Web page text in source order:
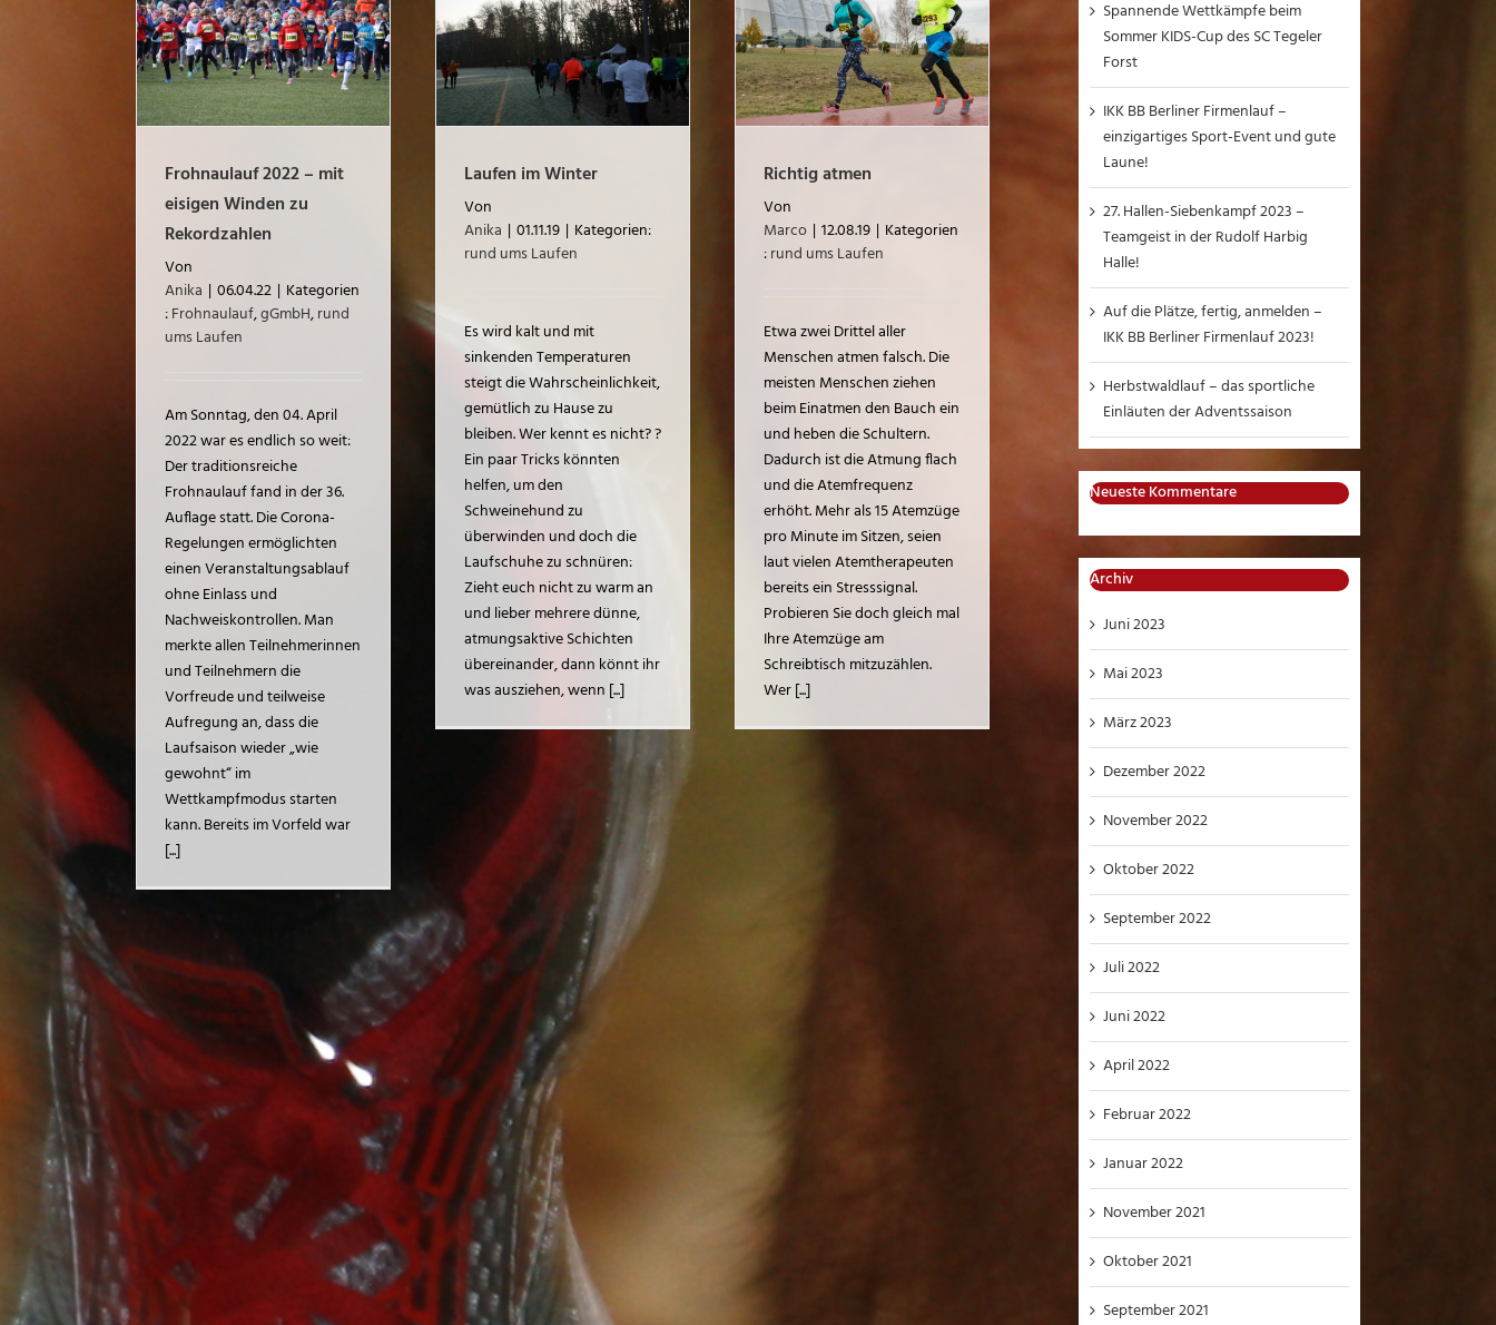
Frohnaulauf 2022 – mit
eisigen Winden zu
Rekordzahlen
Von
Anika | 06.04.22 | Kategorien
:Frohnaulauf,gGmbH,rund
ums Laufen
Am Sonntag, den 04. April
2022 war es endlich so weit:
Der traditionsreiche
Frohnaulauf fand in der 36.
Auflage statt. Die Corona-
Regelungen ermöglichten
einen Veranstaltungsablauf
ohne Einlass und
Nachweiskontrollen. Man
merkte allen Teilnehmerinnen
und Teilnehmern die
Vorfreude und teilweise
Aufregung an, dass die
Laufsaison wieder „wie
gewohnt“ im
Wettkampfmodus starten
kann. Bereits im Vorfeld war
[...]
Laufen im Winter
rund ums Laufen
Laufen im Winter
Von
Anika | 01.11.19 | Kategorien:
rund ums Laufen
Es wird kalt und mit
sinkenden Temperaturen
steigt die Wahrscheinlichkeit,
gemütlich zu Hause zu
bleiben. Wer kennt es nicht? ?
Ein paar Tricks könnten
helfen, um den
Schweinehund zu
überwinden und doch die
Laufschuhe zu schnüren:
Zieht euch nicht zu warm an
und lieber mehrere dünne,
atmungsaktive Schichten
übereinander, dann könnt ihr
was ausziehen, wenn [...]
Richtig atmen
rund ums Laufen
Richtig atmen
Von
Marco | 12.08.19 | Kategorien
:rund ums Laufen
Etwa zwei Drittel aller
Menschen atmen falsch. Die
meisten Menschen ziehen
beim Einatmen den Bauch ein
und heben die Schultern.
Dadurch ist die Atmung flach
und die Atemfrequenz
erhöht. Mehr als 15 Atemzüge
pro Minute im Sitzen, seien
laut vielen Atemtherapeuten
bereits ein Stresssignal.
Probieren Sie doch gleich mal
Ihre Atemzüge am
Schreibtisch mitzuzählen.
Wer [...]
Spannende Wettkämpfe beim
Sommer KIDS-Cup des SC Tegeler
Forst
IKK BB Berliner Firmenlauf –
einzigartiges Sport-Event und gute
Laune!
27. Hallen-Siebenkampf 2023 –
Teamgeist in der Rudolf Harbig
Halle!
Auf die Plätze, fertig, anmelden –
IKK BB Berliner Firmenlauf 2023!
Herbstwaldlauf – das sportliche
Einläuten der Adventssaison
Neueste Kommentare
Archiv
Juni 2023
Mai 2023
März 2023
Dezember 2022
November 2022
Oktober 2022
September 2022
Juli 2022
Juni 2022
April 2022
Februar 2022
Januar 2022
November 2021
Oktober 2021
September 2021